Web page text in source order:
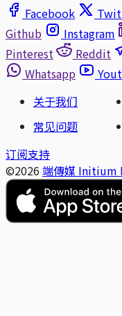
Facebook
Github
Instagram
Pinterest
Reddit
Whatsapp
关于我们
常见问题
订阅支持
©2026 端傳媒 Initium